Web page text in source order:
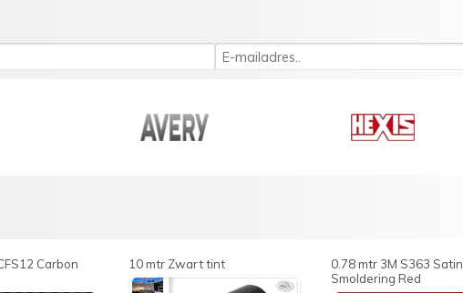
Carbon
10 mtr Zwart tint
0.78 mtr 3M S363 Satin
Smoldering Red